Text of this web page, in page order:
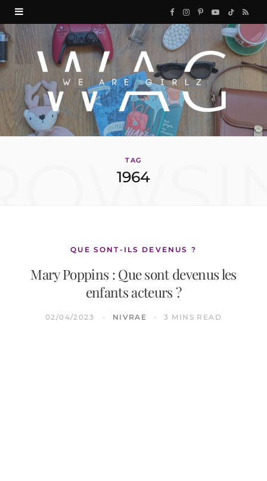
F
a
c
e
b
o
I
n
s
a
P
n
e
Y
o
u
u
T
i
k
R
S
TAG
1964
QUE SONT-ILS DEVENUS ?
Mary Poppins : Que sont devenus les
enfants acteurs ?
02/04/2023 NIVRAE 3 MINS READ